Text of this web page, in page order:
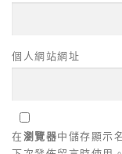
個人網站網址
在瀏覽器中儲存顯示